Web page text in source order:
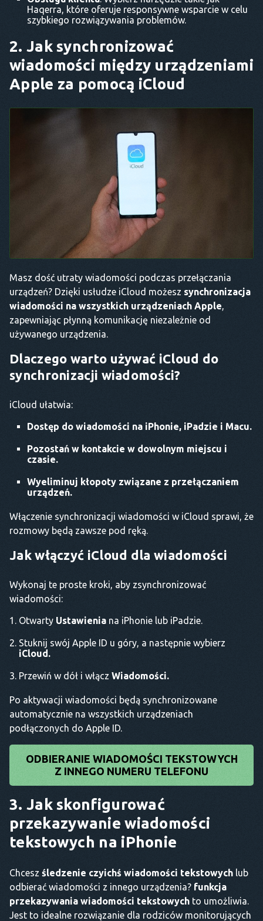
Haqerra, które oferuje responsywne wsparcie w celu
szybkiego rozwiązywania problemów.
2. Jak synchronizować
wiadomości między urządzeniami
Apple za pomocą iCloud
Masz dość utraty wiadomości podczas przełączania
urządzeń? Dzięki usłudze iCloud możesz synchronizacja
wiadomości na wszystkich urządzeniach Apple,
zapewniając płynną komunikację niezależnie od
używanego urządzenia.
Dlaczego warto używać iCloud do
synchronizacji wiadomości?
iCloud ułatwia:
Dostęp do wiadomości na iPhonie, iPadzie i Macu.
Pozostań w kontakcie w dowolnym miejscu i
czasie.
Wyeliminuj kłopoty związane z przełączaniem
urządzeń.
Włączenie synchronizacji wiadomości w iCloud sprawi, że
rozmowy będą zawsze pod ręką.
Jak włączyć iCloud dla wiadomości
Wykonaj te proste kroki, aby zsynchronizować
wiadomości:
Otwarty Ustawienia na iPhonie lub iPadzie.
Stuknij swój Apple ID u góry, a następnie wybierz
iCloud.
Przewiń w dół i włącz Wiadomości.
Po aktywacji wiadomości będą synchronizowane
automatycznie na wszystkich urządzeniach
podłączonych do Apple ID.
ODBIERANIE WIADOMOŚCI TEKSTOWYCH
Z INNEGO NUMERU TELEFONU
3. Jak skonfigurować
przekazywanie wiadomości
tekstowych na iPhonie
Chcesz śledzenie czyichś wiadomości tekstowych lub
odbierać wiadomości z innego urządzenia? funkcja
przekazywania wiadomości tekstowych to umożliwia.
Jest to idealne rozwiązanie dla rodziców monitorujących